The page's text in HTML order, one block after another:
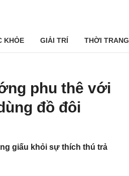
KHỎE GIẢI TRÍ THỜI TRANG
phu thê với
đồ đôi
giấu khỏi sự thích thú trả